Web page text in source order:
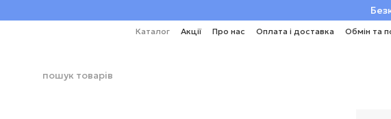
Каталог Акції Про нас Оплата і доставка Обмін та